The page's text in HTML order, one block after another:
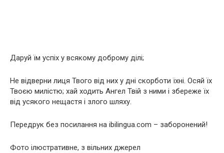
Даруй їм успіх у всякому доброму ділі;
Не відверни лиця Твого від них у дні скорботи їхні. Осяй їх
Твоєю милістю; хай ходить Ангел Твій з ними і збереже їх
від усякого нещастя і злого шляху.
Передрук без посилання на ibilingua.com – заборонений!
Фото ілюстративне, з вільних джерел